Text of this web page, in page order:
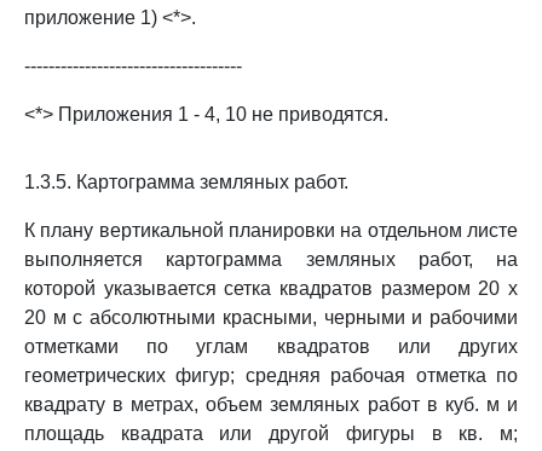
приложение 1) <*>.
------------------------------------
<*> Приложения 1 - 4, 10 не приводятся.
1.3.5. Картограмма земляных работ.
К плану вертикальной планировки на отдельном листе
выполняется картограмма земляных работ, на
которой указывается сетка квадратов размером 20 х
20 м с абсолютными красными, черными и рабочими
отметками по углам квадратов или других
геометрических фигур; средняя рабочая отметка по
квадрату в метрах, объем земляных работ в куб. м и
площадь квадрата или другой фигуры в кв. м;